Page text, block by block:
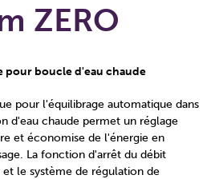
ZERO
pour boucle d'eau chaude
pour l'équilibrage automatique dans
d'eau chaude permet un réglage
et économise de l'énergie en
La fonction d'arrêt du débit
le système de régulation de